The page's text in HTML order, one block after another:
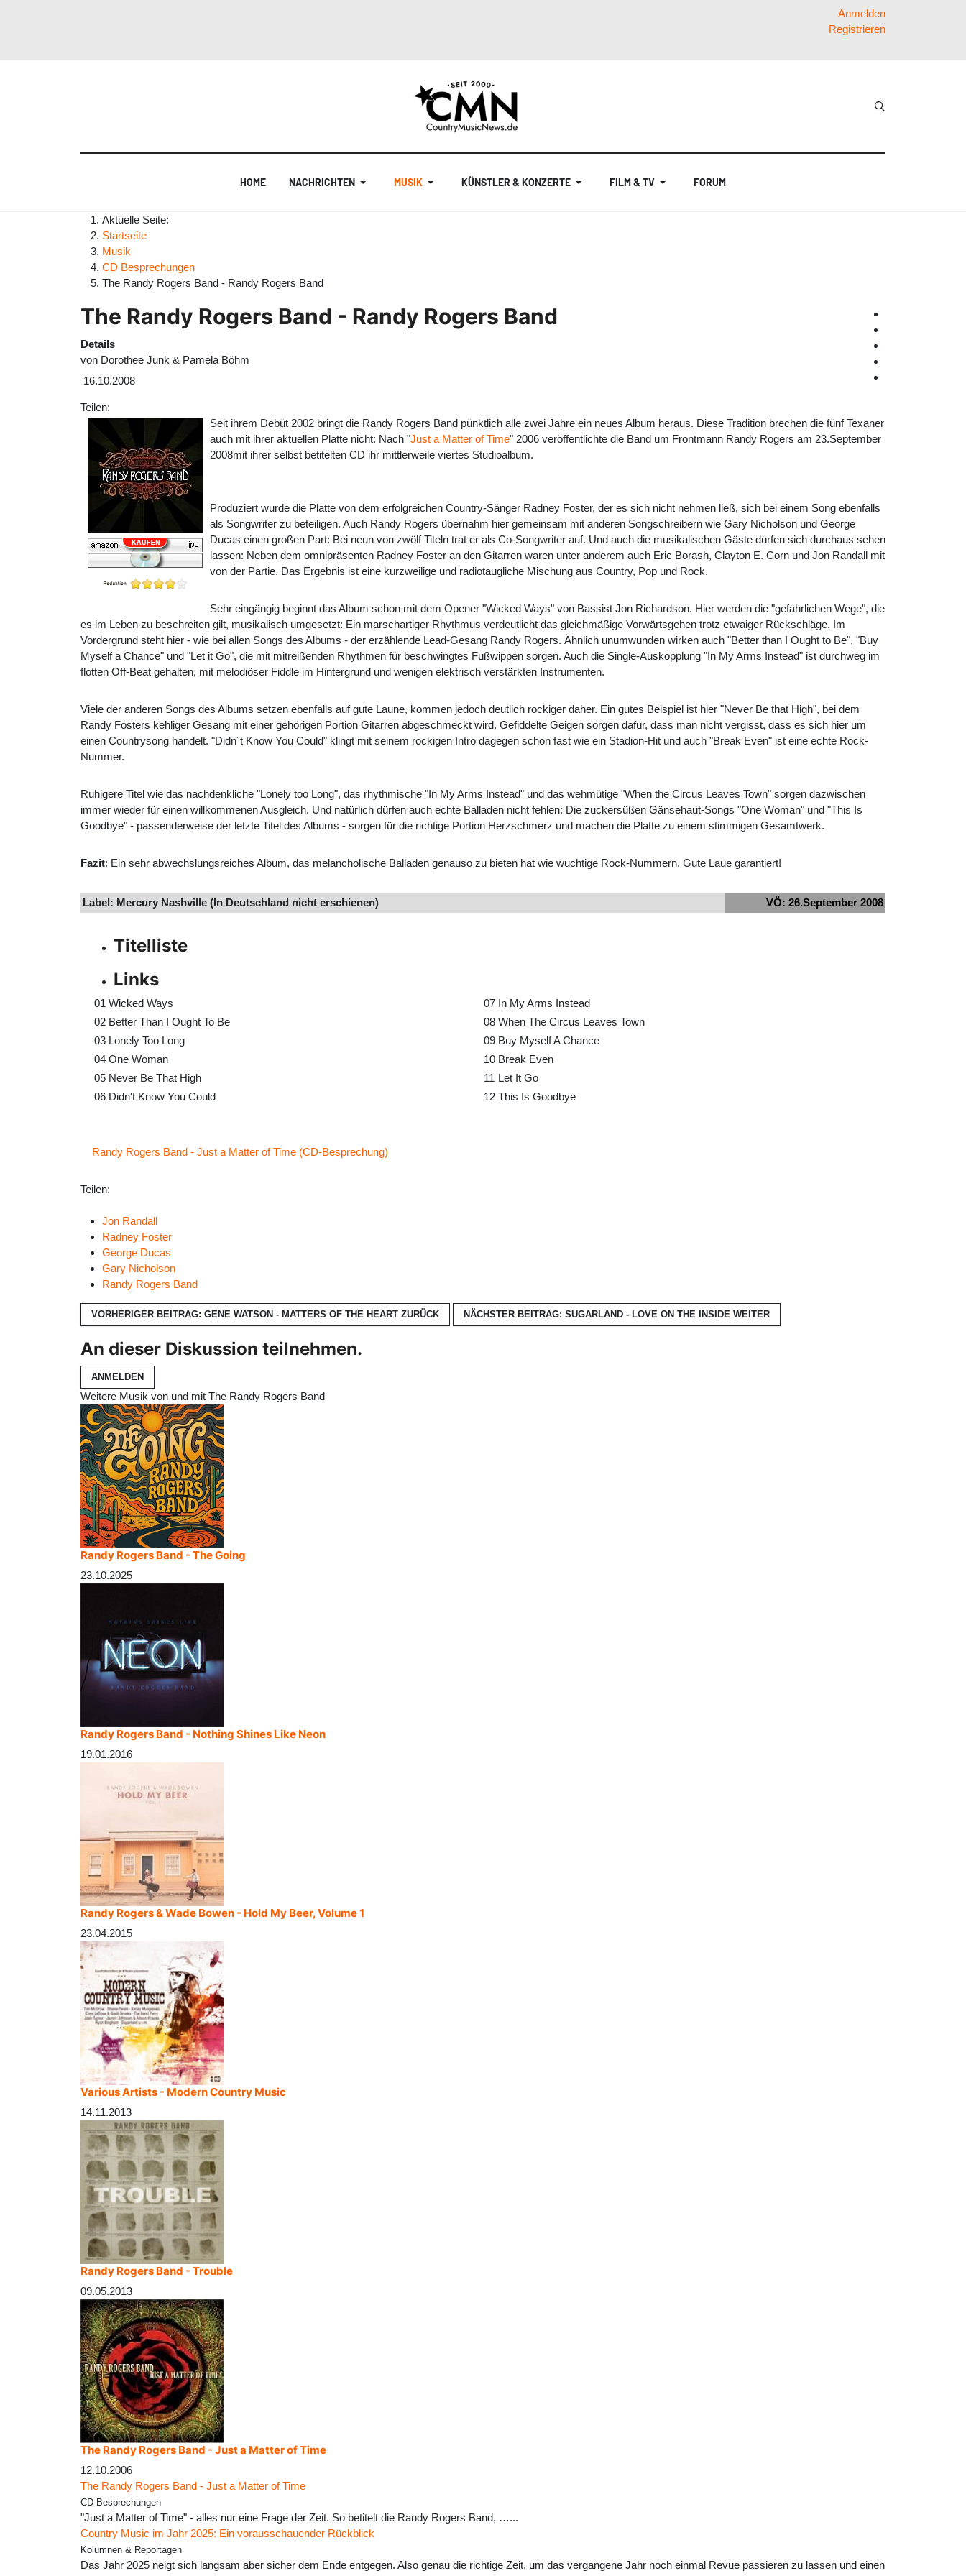
Anmelden
Registrieren
HOME NACHRICHTEN MUSIK KÜNSTLER & KONZERTE FILM & TV FORUM
Aktuelle Seite:
Startseite
Musik
CD Besprechungen
The Randy Rogers Band - Randy Rogers Band
The Randy Rogers Band - Randy Rogers Band
Details
von Dorothee Junk & Pamela Böhm
16.10.2008
Teilen:
Seit ihrem Debüt 2002 bringt die Randy Rogers Band pünktlich alle zwei Jahre ein neues Album heraus. Diese Tradition brechen die fünf Texaner
auch mit ihrer aktuellen Platte nicht: Nach "Just a Matter of Time" 2006 veröffentlichte die Band um Frontmann Randy Rogers am 23.September
2008mit ihrer selbst betitelten CD ihr mittlerweile viertes Studioalbum.
Produziert wurde die Platte von dem erfolgreichen Country-Sänger Radney Foster, der es sich nicht nehmen ließ, sich bei einem Song ebenfalls
als Songwriter zu beteiligen. Auch Randy Rogers übernahm hier gemeinsam mit anderen Songschreibern wie Gary Nicholson und George
Ducas einen großen Part: Bei neun von zwölf Titeln trat er als Co-Songwriter auf. Und auch die musikalischen Gäste dürfen sich durchaus sehen
lassen: Neben dem omnipräsenten Radney Foster an den Gitarren waren unter anderem auch Eric Borash, Clayton E. Corn und Jon Randall mit
von der Partie. Das Ergebnis ist eine kurzweilige und radiotaugliche Mischung aus Country, Pop und Rock.
Sehr eingängig beginnt das Album schon mit dem Opener "Wicked Ways" von Bassist Jon Richardson. Hier werden die "gefährlichen Wege", die
es im Leben zu beschreiten gilt, musikalisch umgesetzt: Ein marschartiger Rhythmus verdeutlicht das gleichmäßige Vorwärtsgehen trotz etwaiger Rückschläge. Im
Vordergrund steht hier - wie bei allen Songs des Albums - der erzählende Lead-Gesang Randy Rogers. Ähnlich unumwunden wirken auch "Better than I Ought to Be", "Buy
Myself a Chance" und "Let it Go", die mit mitreißenden Rhythmen für beschwingtes Fußwippen sorgen. Auch die Single-Auskopplung "In My Arms Instead" ist durchweg im
flotten Off-Beat gehalten, mit melodiöser Fiddle im Hintergrund und wenigen elektrisch verstärkten Instrumenten.
Viele der anderen Songs des Albums setzen ebenfalls auf gute Laune, kommen jedoch deutlich rockiger daher. Ein gutes Beispiel ist hier "Never Be that High", bei dem
Randy Fosters kehliger Gesang mit einer gehörigen Portion Gitarren abgeschmeckt wird. Gefiddelte Geigen sorgen dafür, dass man nicht vergisst, dass es sich hier um
einen Countrysong handelt. "Didn´t Know You Could" klingt mit seinem rockigen Intro dagegen schon fast wie ein Stadion-Hit und auch "Break Even" ist eine echte Rock-
Nummer.
Ruhigere Titel wie das nachdenkliche "Lonely too Long", das rhythmische "In My Arms Instead" und das wehmütige "When the Circus Leaves Town" sorgen dazwischen
immer wieder für einen willkommenen Ausgleich. Und natürlich dürfen auch echte Balladen nicht fehlen: Die zuckersüßen Gänsehaut-Songs "One Woman" und "This Is
Goodbye" - passenderweise der letzte Titel des Albums - sorgen für die richtige Portion Herzschmerz und machen die Platte zu einem stimmigen Gesamtwerk.
Fazit: Ein sehr abwechslungsreiches Album, das melancholische Balladen genauso zu bieten hat wie wuchtige Rock-Nummern. Gute Laue garantiert!
Label: Mercury Nashville (In Deutschland nicht erschienen) VÖ: 26.September 2008
Titelliste
Links
01 Wicked Ways 07 In My Arms Instead
02 Better Than I Ought To Be 08 When The Circus Leaves Town
03 Lonely Too Long 09 Buy Myself A Chance
04 One Woman 10 Break Even
05 Never Be That High 11 Let It Go
06 Didn't Know You Could 12 This Is Goodbye
Randy Rogers Band - Just a Matter of Time (CD-Besprechung)
Teilen:
Jon Randall
Radney Foster
George Ducas
Gary Nicholson
Randy Rogers Band
VORHERIGER BEITRAG: GENE WATSON - MATTERS OF THE HEART ZURÜCK NÄCHSTER BEITRAG: SUGARLAND - LOVE ON THE INSIDE WEITER
An dieser Diskussion teilnehmen.
ANMELDEN
Weitere Musik von und mit The Randy Rogers Band
Randy Rogers Band - The Going
23.10.2025
Randy Rogers Band - Nothing Shines Like Neon
19.01.2016
Randy Rogers & Wade Bowen - Hold My Beer, Volume 1
23.04.2015
Various Artists - Modern Country Music
14.11.2013
Randy Rogers Band - Trouble
09.05.2013
The Randy Rogers Band - Just a Matter of Time
12.10.2006
The Randy Rogers Band - Just a Matter of Time
CD Besprechungen
"Just a Matter of Time" - alles nur eine Frage der Zeit. So betitelt die Randy Rogers Band, …...
Country Music im Jahr 2025: Ein vorausschauender Rückblick
Kolumnen & Reportagen
Das Jahr 2025 neigt sich langsam aber sicher dem Ende entgegen. Also genau die richtige Zeit, um das vergangene Jahr noch einmal Revue passieren zu lassen und einen